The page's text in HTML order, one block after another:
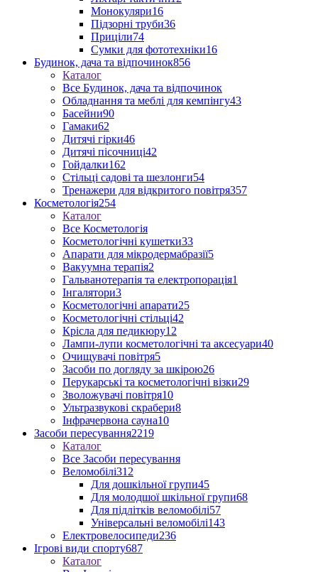
Монокуляри16
Підзорні труби36
Приціли74
Сумки для фототехніки16
Будинок, дача та відпочинок856
Каталог
Все Будинок, дача та відпочинок
Обладнання та меблі для кемпінгу43
Басейни90
Гамаки62
Дитячі гірки46
Дитячі пісочниці42
Гойдалки162
Стільці садові та шезлонги54
Тренажери для відкритого повітря357
Косметологія254
Каталог
Все Косметологія
Косметологічні кушетки33
Апарати для мікродермабразії5
Вакуумна терапія2
Гальванотерапія та електропорація1
Інгалятори3
Косметологічні апарати25
Косметологічні стільці42
Крісла для педикюру12
Лампи-лупи косметологічні та аксесуари40
Очищувачі повітря5
Засоби по догляду за шкірою26
Перукарські та косметологічні візки29
Зволожувачі повітря10
Ультразвукові скрабери8
Інфрачервона сауна10
Засоби пересування2219
Каталог
Все Засоби пересування
Веломобілі312
Для дошкільної групи45
Для молодшої шкільної групи68
Для підлітків веломобілі57
Універсальні веломобілі143
Електровелосипеди236
Ігрові види спорту687
Каталог